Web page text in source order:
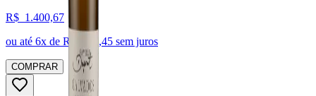
R$ 1.400,67
ou até 6x de R$ 233,45 sem juros
COMPRAR